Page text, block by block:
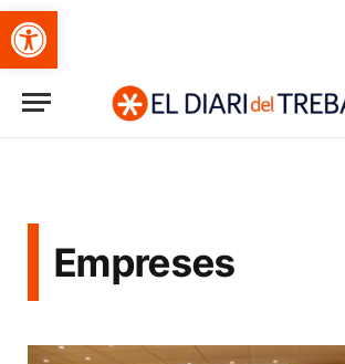
Obre la barra d'eines
Empreses